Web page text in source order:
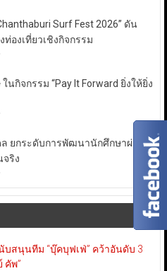
Surf Fest 2026” ดัน
องเที่ยวเชิงกิจกรรม
นกิจกรรม “Pay It Forward ยิ่งให้ยิ่ง
ล ยกระดับการพัฒนานักศึกษาผ่าน
ริง
บสนุนทีม “บุ๊คบุฟเฟ่” คว้าอันดับ 3
คัพ”